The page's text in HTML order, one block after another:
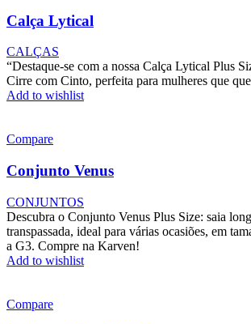
Calça Lytical
CALÇAS
“Destaque-se com a nossa Calça Lytical Plus
Cirre com Cinto, perfeita para mulheres que
Add to wishlist
Compare
Conjunto Venus
CONJUNTOS
Descubra o Conjunto Venus Plus Size: saia
transpassada, ideal para várias ocasiões, em
a G3. Compre na Karven!
Add to wishlist
Compare